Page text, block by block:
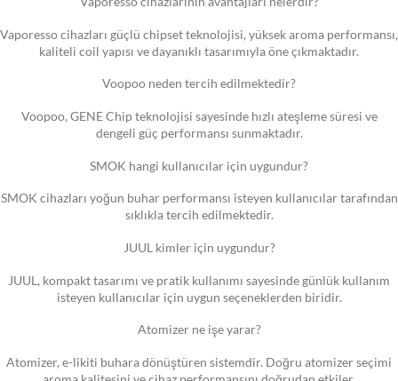
Vaporesso cihazları güçlü chipset teknolojisi, yüksek aroma performansı,
kaliteli coil yapısı ve dayanıklı tasarımıyla öne çıkmaktadır.
Voopoo neden tercih edilmektedir?
Voopoo, GENE Chip teknolojisi sayesinde hızlı ateşleme süresi ve
dengeli güç performansı sunmaktadır.
SMOK hangi kullanıcılar için uygundur?
SMOK cihazları yoğun buhar performansı isteyen kullanıcılar tarafından
sıklıkla tercih edilmektedir.
JUUL kimler için uygundur?
JUUL, kompakt tasarımı ve pratik kullanımı sayesinde günlük kullanım
isteyen kullanıcılar için uygun seçeneklerden biridir.
Atomizer ne işe yarar?
Atomizer, e-likiti buhara dönüştüren sistemdir. Doğru atomizer seçimi